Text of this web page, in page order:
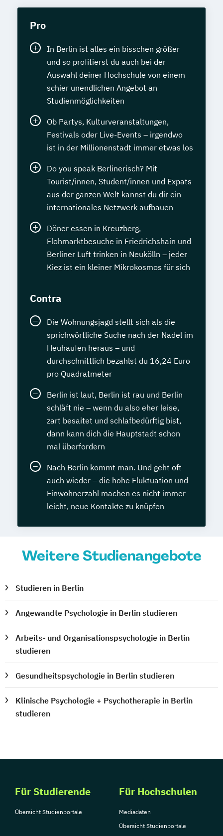
Pro
In Berlin ist alles ein bisschen größer
und so profitierst du auch bei der
Auswahl deiner Hochschule von einem
schier unendlichen Angebot an
Studienmöglichkeiten
Ob Partys, Kulturveranstaltungen,
Festivals oder Live-Events – irgendwo
ist in der Millionenstadt immer etwas los
Do you speak Berlinerisch? Mit
Tourist/innen, Student/innen und Expats
aus der ganzen Welt kannst du dir ein
internationales Netzwerk aufbauen
Döner essen in Kreuzberg,
Flohmarktbesuche in Friedrichshain und
Berliner Luft trinken in Neukölln – jeder
Kiez ist ein kleiner Mikrokosmos für sich
Contra
Die Wohnungsjagd stellt sich als die
sprichwörtliche Suche nach der Nadel im
Heuhaufen heraus – und
durchschnittlich bezahlst du 16,24 Euro
pro Quadratmeter
Berlin ist laut, Berlin ist rau und Berlin
schläft nie – wenn du also eher leise,
zart besaitet und schlafbedürftig bist,
dann kann dich die Hauptstadt schon
mal überfordern
Nach Berlin kommt man. Und geht oft
auch wieder – die hohe Fluktuation und
Einwohnerzahl machen es nicht immer
leicht, neue Kontakte zu knüpfen
Weitere Studienangebote
Studieren in Berlin
Angewandte Psychologie in Berlin studieren
Arbeits- und Organisationspsychologie in Berlin
studieren
Gesundheitspsychologie in Berlin studieren
Klinische Psychologie + Psychotherapie in Berlin
studieren
Für Studierende
Übersicht Studienportale
Für Hochschulen
Mediadaten
Übersicht Studienportale